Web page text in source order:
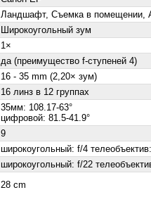
Ландшафт, Съемка в помещении,
Широкоугольный зум
1×
да (преимущество f-ступеней 4)
16 - 35 mm (2,20× зум)
16 линз в 12 группах
35мм: 108.17-63°
цифровой: 81.5-41.9°
9
широкоугольный: f/4
широкоугольный: f/22
28 cm